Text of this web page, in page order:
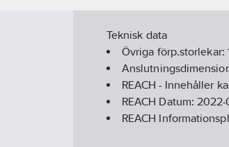
Teknisk data
Övriga förp.storlekar:
REACH - Innehåller
REACH Datum:2022-
REACH